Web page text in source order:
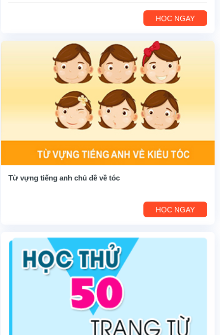
HỌC NGAY
Từ vựng tiếng anh chủ đề về tóc
HỌC NGAY